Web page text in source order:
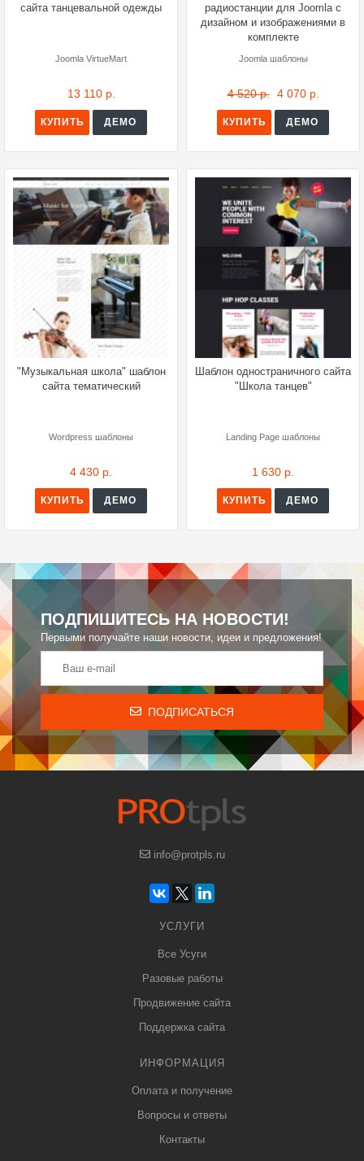
сайта танцевальной одежды
Joomla VirtueMart
13 110 р.
КУПИТЬ ДЕМО
радиостанции для Joomla с
дизайном и изображениями в
комплекте
Joomla шаблоны
4 520 р. 4 070 р.
КУПИТЬ ДЕМО
"Музыкальная школа" шаблон
сайта тематический
Wordpress шаблоны
4 430 р.
КУПИТЬ ДЕМО
Шаблон одностраничного сайта
"Школа танцев"
Landing Page шаблоны
1 630 р.
КУПИТЬ ДЕМО
ПОДПИШИТЕСЬ НА НОВОСТИ!
Первыми получайте наши новости, идеи и предложения!
ПОДПИСАТЬСЯ
info@protpls.ru
УСЛУГИ
Все Усуги
Разовые работы
Продвижение сайта
Поддержка сайта
ИНФОРМАЦИЯ
Оплата и получение
Вопросы и ответы
Контакты